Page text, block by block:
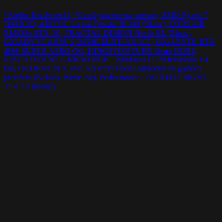
*Atelier Hardware31, *Configurateur sur mesure, AMD Ryzen 7
7800X3D, ARCTIC Liquid Freezer III 360 (Blanc), CORSAIR
RM850e ATX 3.0, FRACTAL DESIGN North XL (Blanc),
GIGABYTE AORUS B650E ELITE AX ICE, GIGABYTE RTX
4080 SUPER AERO OC, KINGSTON FURY Beast DDR5,
KINGSTON NV2, MICROSOFT Windows 11 Professionnel 64
bits, OCDESIGN X H31 Kit d'extensions alimentation gainées
premium (Nebular White /W), Performance, THERMALRIGHT
TL-C12 (Blanc)